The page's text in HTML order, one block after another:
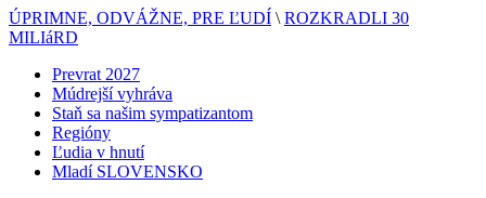
ÚPRIMNE, ODVÁŽNE, PRE ĽUDÍ \ ROZKRADLI 30
MILIáRD
Prevrat 2027
Múdrejší vyhráva
Staň sa našim sympatizantom
Regióny
Ľudia v hnutí
Mladí SLOVENSKO